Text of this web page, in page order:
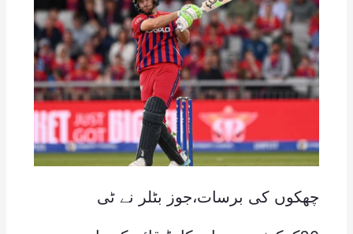
چھکوں کی برسات،جوز بٹلر نے ٹی